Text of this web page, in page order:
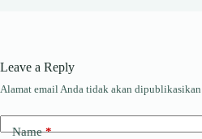
Leave a Reply
Alamat email Anda tidak akan
Name*